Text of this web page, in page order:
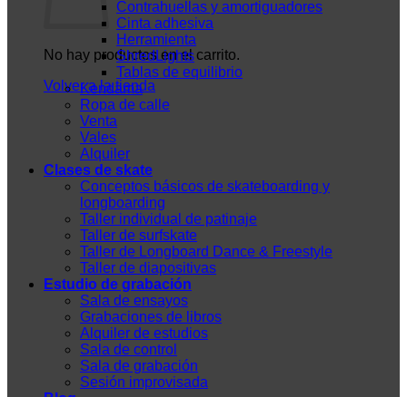
No hay productos en el carrito.
Volver a la tienda
Contrahuellas y amortiguadores
Cinta adhesiva
Herramienta
ShredLights
Tablas de equilibrio
Kendama
Ropa de calle
Venta
Vales
Alquiler
Clases de skate
Conceptos básicos de skateboarding y
longboarding
Taller individual de patinaje
Taller de surfskate
Taller de Longboard Dance & Freestyle
Taller de diapositivas
Estudio de grabación
Sala de ensayos
Grabaciones de libros
Alquiler de estudios
Sala de control
Sala de grabación
Sesión improvisada